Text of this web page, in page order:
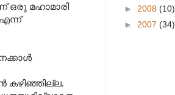
മഹാമാരി
എന്ന്
കഴിഞ്ഞില്ല.
► 2008 (10)
► 2007 (34)